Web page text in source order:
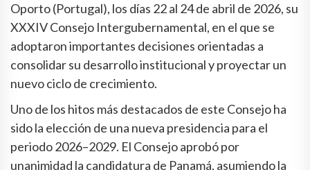
Oporto (Portugal), los días 22 al 24 de abril de 2026, su
XXXIV Consejo Intergubernamental, en el que se
adoptaron importantes decisiones orientadas a
consolidar su desarrollo institucional y proyectar un
nuevo ciclo de crecimiento.
Uno de los hitos más destacados de este Consejo ha
sido la elección de una nueva presidencia para el
periodo 2026–2029. El Consejo aprobó por
unanimidad la candidatura de Panamá, asumiendo la